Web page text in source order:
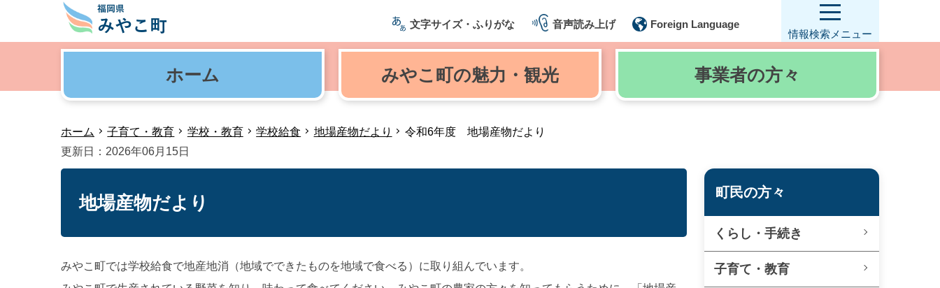
文字サイズ・ふりがな 音声読み上げ
Foreign Language
情報検索 メニュー
ホーム みやこ町の魅力・観光 事業者の方々
ホーム 子育て・教育 学校・教育 学校給食 地場産物だより
令和6年度 地場産物だより
更新日：2026年06月15日
地場産物だより
みやこ町では学校給食で地産地消（地域でできたものを地域で食べる）に取り組んでいます。
町民の方々
くらし・手続き
子育て・教育